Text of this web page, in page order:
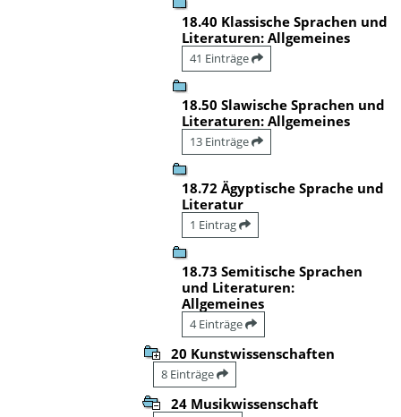
18.40 Klassische Sprachen und
Literaturen: Allgemeines
41 Einträge
18.50 Slawische Sprachen und
Literaturen: Allgemeines
13 Einträge
18.72 Ägyptische Sprache und
Literatur
1 Eintrag
18.73 Semitische Sprachen
und Literaturen:
Allgemeines
4 Einträge
20 Kunstwissenschaften
8 Einträge
24 Musikwissenschaft